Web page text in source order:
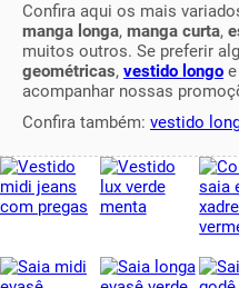
Confira aqui os mais
manga longa, manga curta,
muitos outros. Se preferir
geométricas, vestido longo
acompanhar nossas
Confira também: vestido